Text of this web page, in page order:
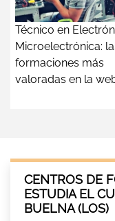
Técnico en
Microelectrónica:
formaciones más
valoradas en la
CENTROS DE
ESTUDIA EL
BUELNA (LOS)